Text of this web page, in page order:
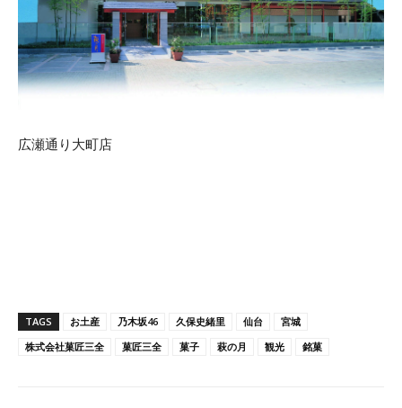
広瀬通り大町店
TAGS お土産 乃木坂46 久保史緒里 仙台
宮城
株式会社菓匠三全
菓匠三全 菓子 萩の月 観光 銘菓